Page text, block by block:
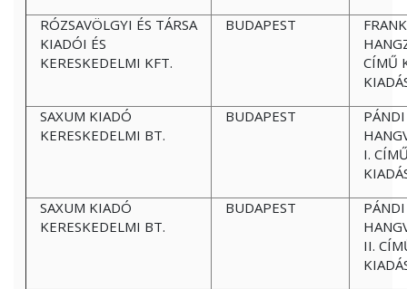
RÓZSAVÖLGYI ÉS TÁRSA
KIADÓI ÉS
KERESKEDELMI KFT.
BUDAPEST
CÍMŰ
SAXUM KIADÓ
KERESKEDELMI BT.
BUDAPEST
I.
SAXUM KIADÓ
KERESKEDELMI BT.
BUDAPEST
II.